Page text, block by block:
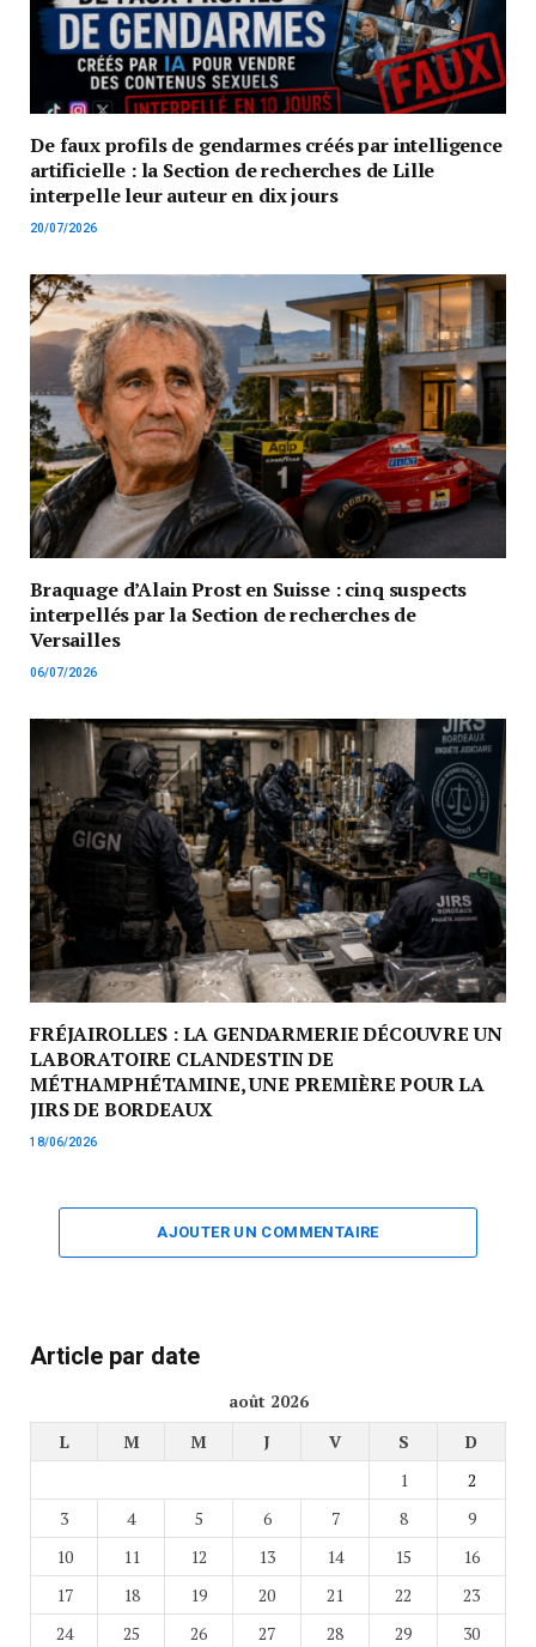
De faux profils de gendarmes créés par intelligence
artificielle : la Section de recherches de Lille
interpelle leur auteur en dix jours
20/07/2026
Braquage d’Alain Prost en Suisse : cinq suspects
interpellés par la Section de recherches de
Versailles
06/07/2026
FRÉJAIROLLES : LA GENDARMERIE DÉCOUVRE UN
LABORATOIRE CLANDESTIN DE
MÉTHAMPHÉTAMINE, UNE PREMIÈRE POUR LA
JIRS DE BORDEAUX
18/06/2026
AJOUTER UN COMMENTAIRE
Article par date
août 2026
L
M M J V S
D
1
2
3
4 5 6 7 8
9
10
11 12 13 14 15
16
17
18 19 20 21 22
23
24
25 26 27 28 29
30